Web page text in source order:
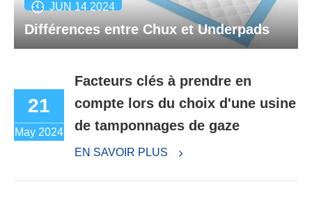
JUN 14 2024
Différences entre Chux et Underpads
21
May 2024
Facteurs clés à prendre en
compte lors du choix d'une usine
de tamponnages de gaze
EN SAVOIR PLUS